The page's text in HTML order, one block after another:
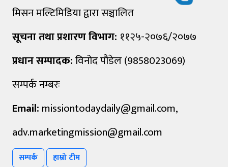
मिसन मल्टिमिडिया द्वारा सञ्चालित
सूचना तथा प्रशारण विभाग: ११२५-२०७६/२०७७
प्रधान सम्पादक:विनोद पौडेल (9858023069)
सम्पर्क नम्बरः
Email: missiontodaydaily@gmail.com,
adv.marketingmission@gmail.com
सम्पर्क हाम्रो टीम